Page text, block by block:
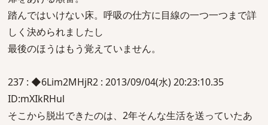
踏んではいけない床。呼吸の仕方に目線の一つ一つまで詳
しく決められましたし
最後のほうはもう覚えていません。
237 : ◆6Lim2MHjR2 : 2013/09/04(水) 20:23:10.35
ID:mXIkRHul
そこから脱出できたのは、2年そんな生活を送っていたあ